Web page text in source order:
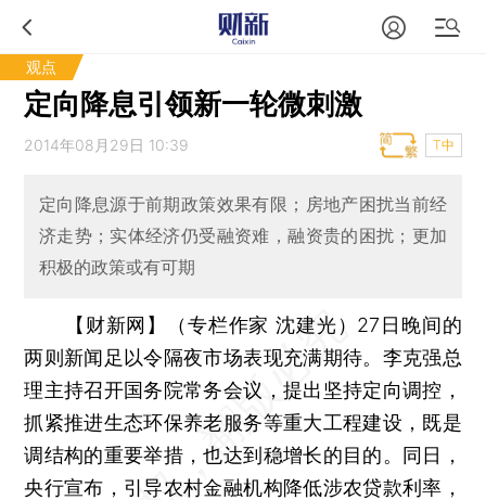
观点
定向降息引领新一轮微刺激
2014年08月29日 10:39 T中
定向降息源于前期政策效果有限；房地产困扰当前经
济走势；实体经济仍受融资难，融资贵的困扰；更加
积极的政策或有可期
【财新网】（专栏作家 沈建光） 27日晚间的
两则新闻足以令隔夜市场表现充满期待。李克强总
理主持召开国务院常务会议，提出坚持定向调控，
抓紧推进生态环保养老服务等重大工程建设，既是
调结构的重要举措，也达到稳增长的目的。同日，
央行宣布，引导农村金融机构降低涉农贷款利率，